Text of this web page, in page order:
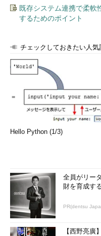
既存システム連携で柔軟
するためのポイント
チェックしておきたい人気
Hello Python (1/3)
全員がリー
財を育成す
PR(dentsu
【西野亮廣